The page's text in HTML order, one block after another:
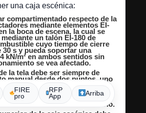
FIRE
pro
RFP
App
Arriba
una caja escénica:
compartimentado respecto de la
mediante elementos EI-
la boca de escena, la cual se
un talón EI-180 de
cuyo tiempo de cierre
30 s y pueda soportar una
kN/m² en ambos sentidos sin
se vea afectado.
la tela debe ser siempre de
manual desde dos puntos, uno
y otro junto al acceso
área de ocupación. Cuando
se debe activar
de advertencia en el escenario.